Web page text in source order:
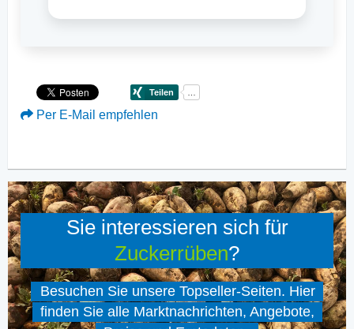
Per E-Mail empfehlen
Sie interessieren sich für
Zuckerrüben?
Besuchen Sie unsere Topseller-Seiten. Hier
finden Sie alle Marktnachrichten, Angebote,